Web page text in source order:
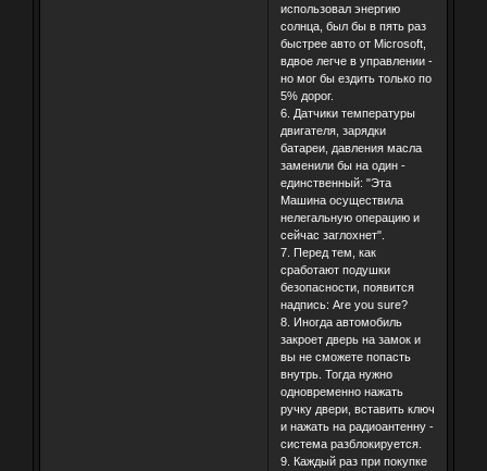
использовал энергию
солнца, был бы в пять раз
быстрее авто от Microsoft,
вдвое легче в управлении -
но мог бы ездить только по
5% дорог.
6. Датчики температуры
двигателя, зарядки
батареи, давления масла
заменили бы на один -
единственный: "Эта
Машина осуществила
нелегальную операцию и
сейчас заглохнет".
7. Перед тем, как
сработают подушки
безопасности, появится
надпись: Are you sure?
8. Иногда автомобиль
закроет дверь на замок и
вы не сможете попасть
внутрь. Тогда нужно
одновременно нажать
ручку двери, вставить ключ
и нажать на радиоантенну -
система разблокируется.
9. Каждый раз при покупке